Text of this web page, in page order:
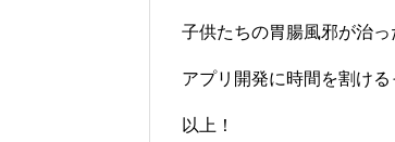
子供たちの胃腸風邪が治っ
アプリ開発に時間を割ける
以上！